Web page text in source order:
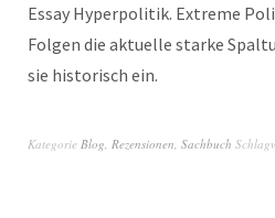
Essay Hyperpolitik. Extreme
Folgen die aktuelle starke
sie historisch ein.
Kategorie Blog Rezensionen Sachbuch